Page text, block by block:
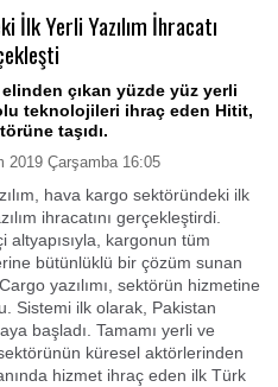
İlk Yerli Yazılım İhracatı
çıkan yüzde yüz yerli
teknolojileri ihraç eden Hitit,
taşıdı.
2019 Çarşamba 16:05
hava kargo sektöründeki ilk
ihracatını gerçekleştirdi.
altyapısıyla, kargonun tüm
bütünlüklü bir çözüm sunan
yazılımı, sektörün hizmetine
Sistemi ilk olarak, Pakistan
başladı. Tamamı yerli ve
küresel aktörlerinden
hizmet ihraç eden ilk Türk